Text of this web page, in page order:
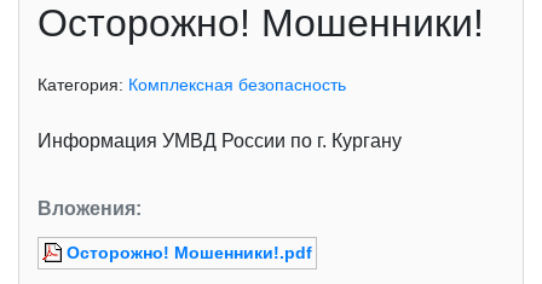
Осторожно! Мошенники!
Категория: Комплексная безопасность
Информация УМВД России по г. Кургану
Вложения:
Осторожно! Мошенники!.pdf